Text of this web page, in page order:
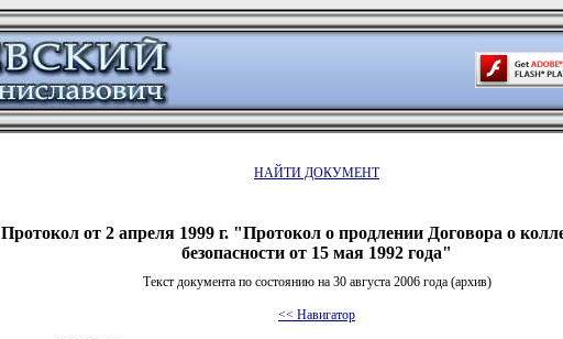
НАЙТИ ДОКУМЕНТ
Протокол от 2 апреля 1999 г. "Протокол о продлении Договора о
безопасности от 15 мая 1992 года"
Текст документа по состоянию на 30 августа 2006 года (архив)
<< Навигатор